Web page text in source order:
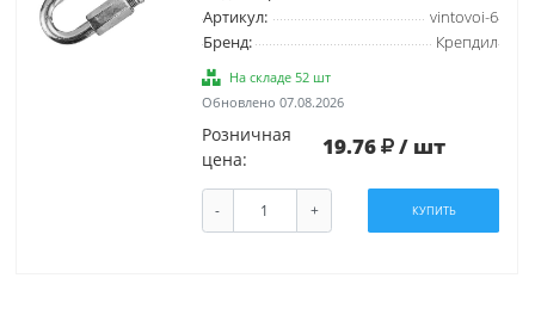
Артикул:
vintovoi-6
Бренд:
Крепдил
На складе 52 шт
Обновлено 07.08.2026
Розничная
цена:
19.76 / шт
- + КУПИТЬ